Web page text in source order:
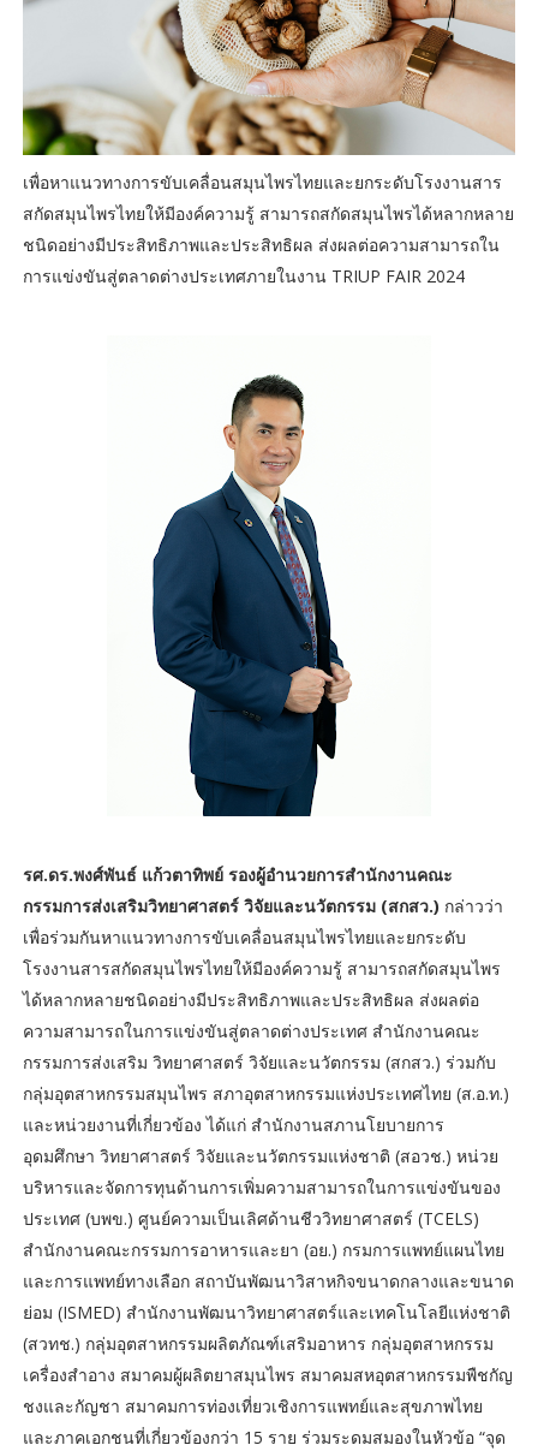
เพื่อหาแนวทางการขับเคลื่อนสมุนไพรไทยและยกระดับโรงงานสาร
สกัดสมุนไพรไทยให้มีองค์ความรู้ สามารถสกัดสมุนไพรได้หลากหลาย
ชนิดอย่างมีประสิทธิภาพและประสิทธิผล ส่งผลต่อความสามารถใน
การแข่งขันสู่ตลาดต่างประเทศภายในงาน TRIUP FAIR 2024
รศ.ดร.พงศ์พันธ์ แก้วตาทิพย์ รองผู้อำนวยการสำนักงานคณะ
กรรมการส่งเสริมวิทยาศาสตร์ วิจัยและนวัตกรรม (สกสว.) กล่าวว่า
เพื่อร่วมกันหาแนวทางการขับเคลื่อนสมุนไพรไทยและยกระดับ
โรงงานสารสกัดสมุนไพรไทยให้มีองค์ความรู้ สามารถสกัดสมุนไพร
ได้หลากหลายชนิดอย่างมีประสิทธิภาพและประสิทธิผล ส่งผลต่อ
ความสามารถในการแข่งขันสู่ตลาดต่างประเทศ สำนักงานคณะ
กรรมการส่งเสริม วิทยาศาสตร์ วิจัยและนวัตกรรม (สกสว.) ร่วมกับ
กลุ่มอุตสาหกรรมสมุนไพร สภาอุตสาหกรรมแห่งประเทศไทย (ส.อ.ท.)
และหน่วยงานที่เกี่ยวข้อง ได้แก่ สำนักงานสภานโยบายการ
อุดมศึกษา วิทยาศาสตร์ วิจัยและนวัตกรรมแห่งชาติ (สอวช.) หน่วย
บริหารและจัดการทุนด้านการเพิ่มความสามารถในการแข่งขันของ
ประเทศ (บพข.) ศูนย์ความเป็นเลิศด้านชีววิทยาศาสตร์ (TCELS)
สำนักงานคณะกรรมการอาหารและยา (อย.) กรมการแพทย์แผนไทย
และการแพทย์ทางเลือก สถาบันพัฒนาวิสาหกิจขนาดกลางและขนาด
ย่อม (ISMED) สำนักงานพัฒนาวิทยาศาสตร์และเทคโนโลยีแห่งชาติ
(สวทช.) กลุ่มอุตสาหกรรมผลิตภัณฑ์เสริมอาหาร กลุ่มอุตสาหกรรม
เครื่องสำอาง สมาคมผู้ผลิตยาสมุนไพร สมาคมสหอุตสาหกรรมพืชกัญ
ชงและกัญชา สมาคมการท่องเที่ยวเชิงการแพทย์และสุขภาพไทย
และภาคเอกชนที่เกี่ยวข้องกว่า 15 ราย ร่วมระดมสมองในหัวข้อ “จุด